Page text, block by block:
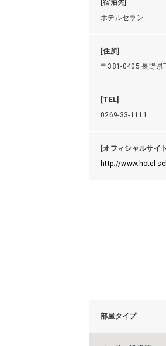
[宿泊先]
ホテルセラン
[住所]
〒381-0405 長野県
[TEL]
0269-33-1111
[オフィシャルサイ
http://www.hotel-
部屋タイプ